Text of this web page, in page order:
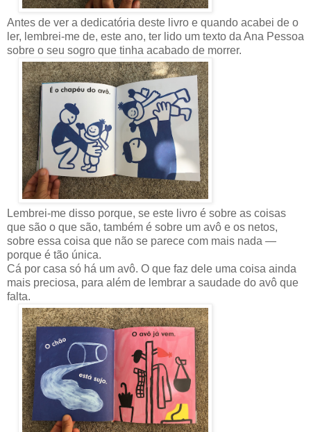
Antes de ver a dedicatória deste livro e quando acabei de o
ler, lembrei-me de, este ano, ter lido um texto da Ana Pessoa
sobre o seu sogro que tinha acabado de morrer.
Lembrei-me disso porque, se este livro é sobre as coisas
que são o que são, também é sobre um avô e os netos,
sobre essa coisa que não se parece com mais nada —
porque é tão única.
Cá por casa só há um avô. O que faz dele uma coisa ainda
mais preciosa, para além de lembrar a saudade do avô que
falta.